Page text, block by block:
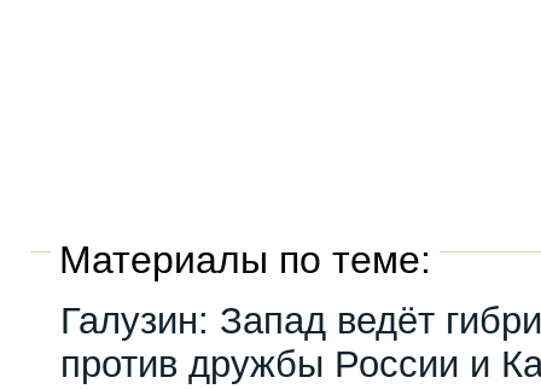
Материалы по теме:
Галузин: Запад ведёт
против дружбы России и